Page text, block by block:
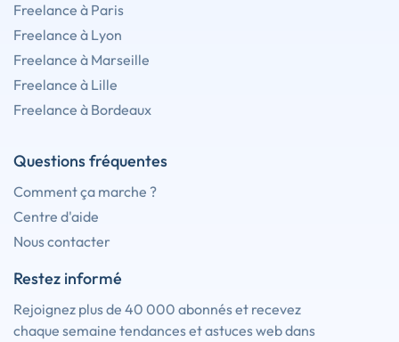
Freelance à Paris
Freelance à Lyon
Freelance à Marseille
Freelance à Lille
Freelance à Bordeaux
Questions fréquentes
Comment ça marche ?
Centre d'aide
Nous contacter
Restez informé
Rejoignez plus de 40 000 abonnés et recevez
chaque semaine tendances et astuces web dans